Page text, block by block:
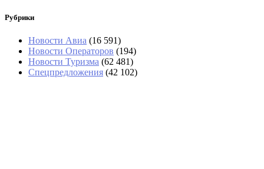
Рубрики
Новости Авиа (16 591)
Новости Операторов (194)
Новости Туризма (62 481)
Спецпредложения (42 102)